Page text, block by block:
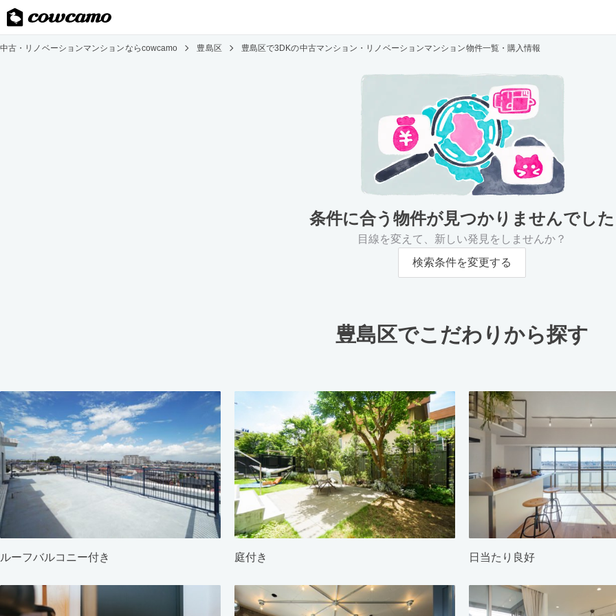
中古・リノベーションマンションならcowcamo 豊島区 豊島区で3DKの中古マンション・リノベーションマンション物件一覧・購入情報
条件に合う物件が見つかりませんでした
目線を変えて、新しい発見をしませんか？
検索条件を変更する
豊島区でこだわりから探す
ルーフバルコニー付き 庭付き 日当たり良好